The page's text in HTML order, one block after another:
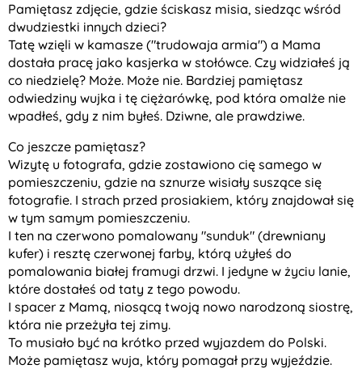
Pamiętasz zdjęcie, gdzie ściskasz misia, siedząc wśród
dwudziestki innych dzieci?
Tatę wzięli w kamasze ("trudowaja armia") a Mama
dostała pracę jako kasjerka w stołówce. Czy widziałeś ją
co niedzielę? Może. Może nie. Bardziej pamiętasz
odwiedziny wujka i tę ciężarówkę, pod która omalże nie
wpadłeś, gdy z nim byłeś. Dziwne, ale prawdziwe.
Co jeszcze pamiętasz?
Wizytę u fotografa, gdzie zostawiono cię samego w
pomieszczeniu, gdzie na sznurze wisiały suszące się
fotografie. I strach przed prosiakiem, który znajdował się
w tym samym pomieszczeniu.
I ten na czerwono pomalowany "sunduk" (drewniany
kufer) i resztę czerwonej farby, którą użyłeś do
pomalowania białej framugi drzwi. I jedyne w życiu lanie,
które dostałeś od taty z tego powodu.
I spacer z Mamą, niosącą twoją nowo narodzoną siostrę,
która nie przeżyła tej zimy.
To musiało być na krótko przed wyjazdem do Polski.
Może pamiętasz wuja, który pomagał przy wyjeździe.